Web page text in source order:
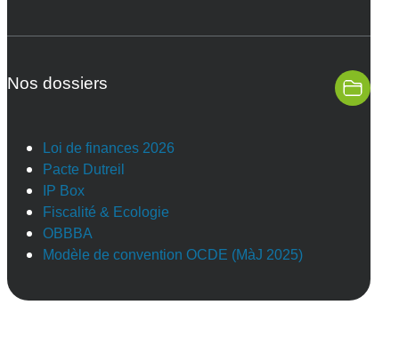
Nos dossiers
Loi de finances 2026
Pacte Dutreil
IP Box
Fiscalité & Ecologie
OBBBA
Modèle de convention OCDE (MàJ 2025)